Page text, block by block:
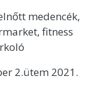
medencék,
fitness
2.ütem 2021.